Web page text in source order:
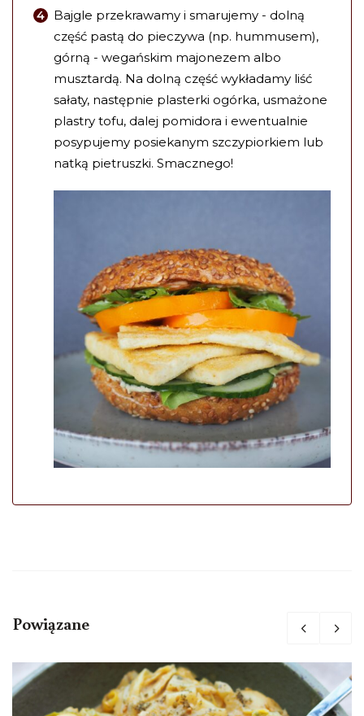
Bajgle przekrawamy i smarujemy - dolną
część pastą do pieczywa (np. hummusem),
górną - wegańskim majonezem albo
musztardą. Na dolną część wykładamy liść
sałaty, następnie plasterki ogórka, usmażone
plastry tofu, dalej pomidora i ewentualnie
posypujemy posiekanym szczypiorkiem lub
natką pietruszki. Smacznego!
Powiązane